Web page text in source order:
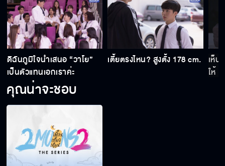
ดิฉันภูมิใจนำเสนอ “วาโย”
เป็นตัวแทนเอกเราค่ะ
เตี้ยตรงไหน? สูงตั้ง 178 cm.
เห็น
ให้
คุณน่าจะชอบ